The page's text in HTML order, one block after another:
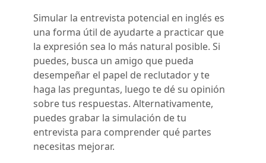
Simular la entrevista potencial en inglés es
una forma útil de ayudarte a practicar que
la expresión sea lo más natural posible. Si
puedes, busca un amigo que pueda
desempeñar el papel de reclutador y te
haga las preguntas, luego te dé su opinión
sobre tus respuestas. Alternativamente,
puedes grabar la simulación de tu
entrevista para comprender qué partes
necesitas mejorar.